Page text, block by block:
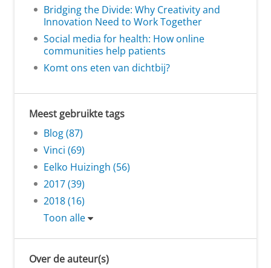
Bridging the Divide: Why Creativity and
Innovation Need to Work Together
Social media for health: How online
communities help patients
Komt ons eten van dichtbij?
Meest gebruikte tags
Blog (87)
Vinci (69)
Eelko Huizingh (56)
2017 (39)
2018 (16)
Toon alle
Over de auteur(s)